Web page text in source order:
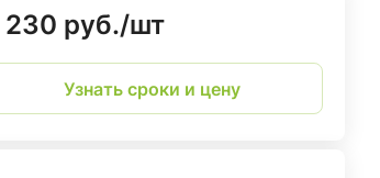
230 руб./шт
Узнать сроки и цену